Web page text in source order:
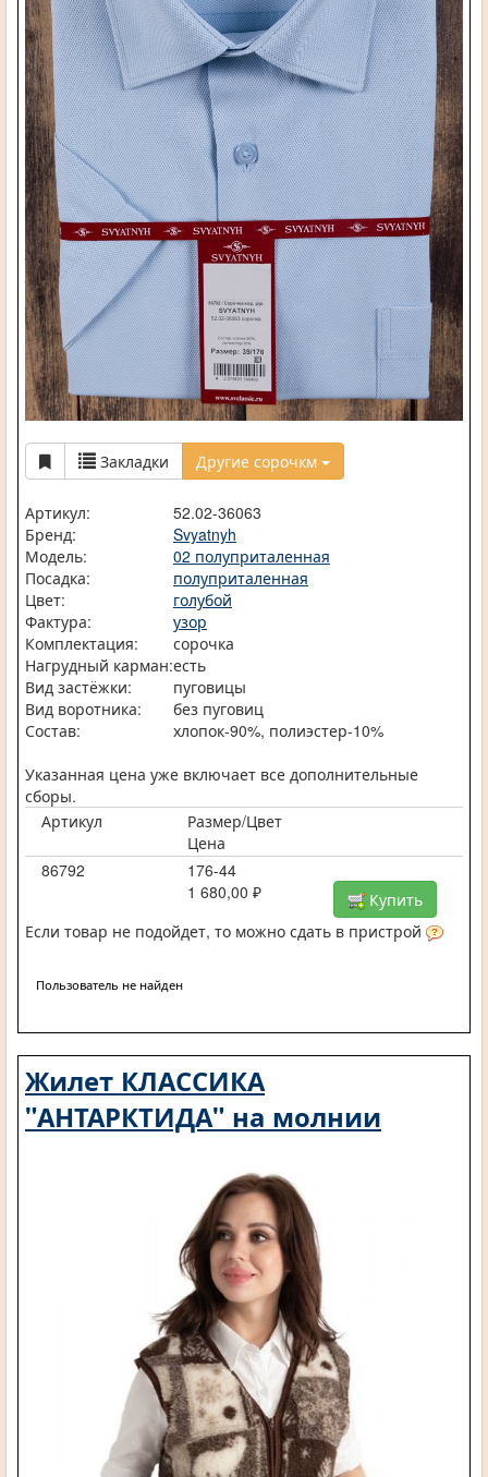
Закладки Другие сорочкм
Артикул:
52.02-36063
Бренд:
Svyatnyh
Модель:
02 полуприталенная
Посадка:
полуприталенная
Цвет:
голубой
Фактура:
узор
Комплектация:
сорочка
Нагрудный карман:есть
Вид застёжки:
пуговицы
Вид воротника:
без пуговиц
Состав:
хлопок-90%, полиэстер-10%
Указанная цена уже включает все дополнительные
сборы.
Артикул
Размер/Цвет
Цена
86792
176-44
1 680,00 ₽
Купить
Если товар не подойдет, то можно сдать в пристрой
Пользователь не найден
Жилет КЛАССИКА
"АНТАРКТИДА" на молнии